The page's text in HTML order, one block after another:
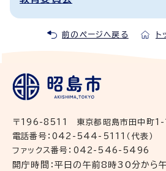
前のページへ戻る
〒196-8511 東京都昭島市田中町1-
電話番号：042-544-5111（代表）
ファックス番号：042-546-5496
開庁時間：平日の午前8時30分から